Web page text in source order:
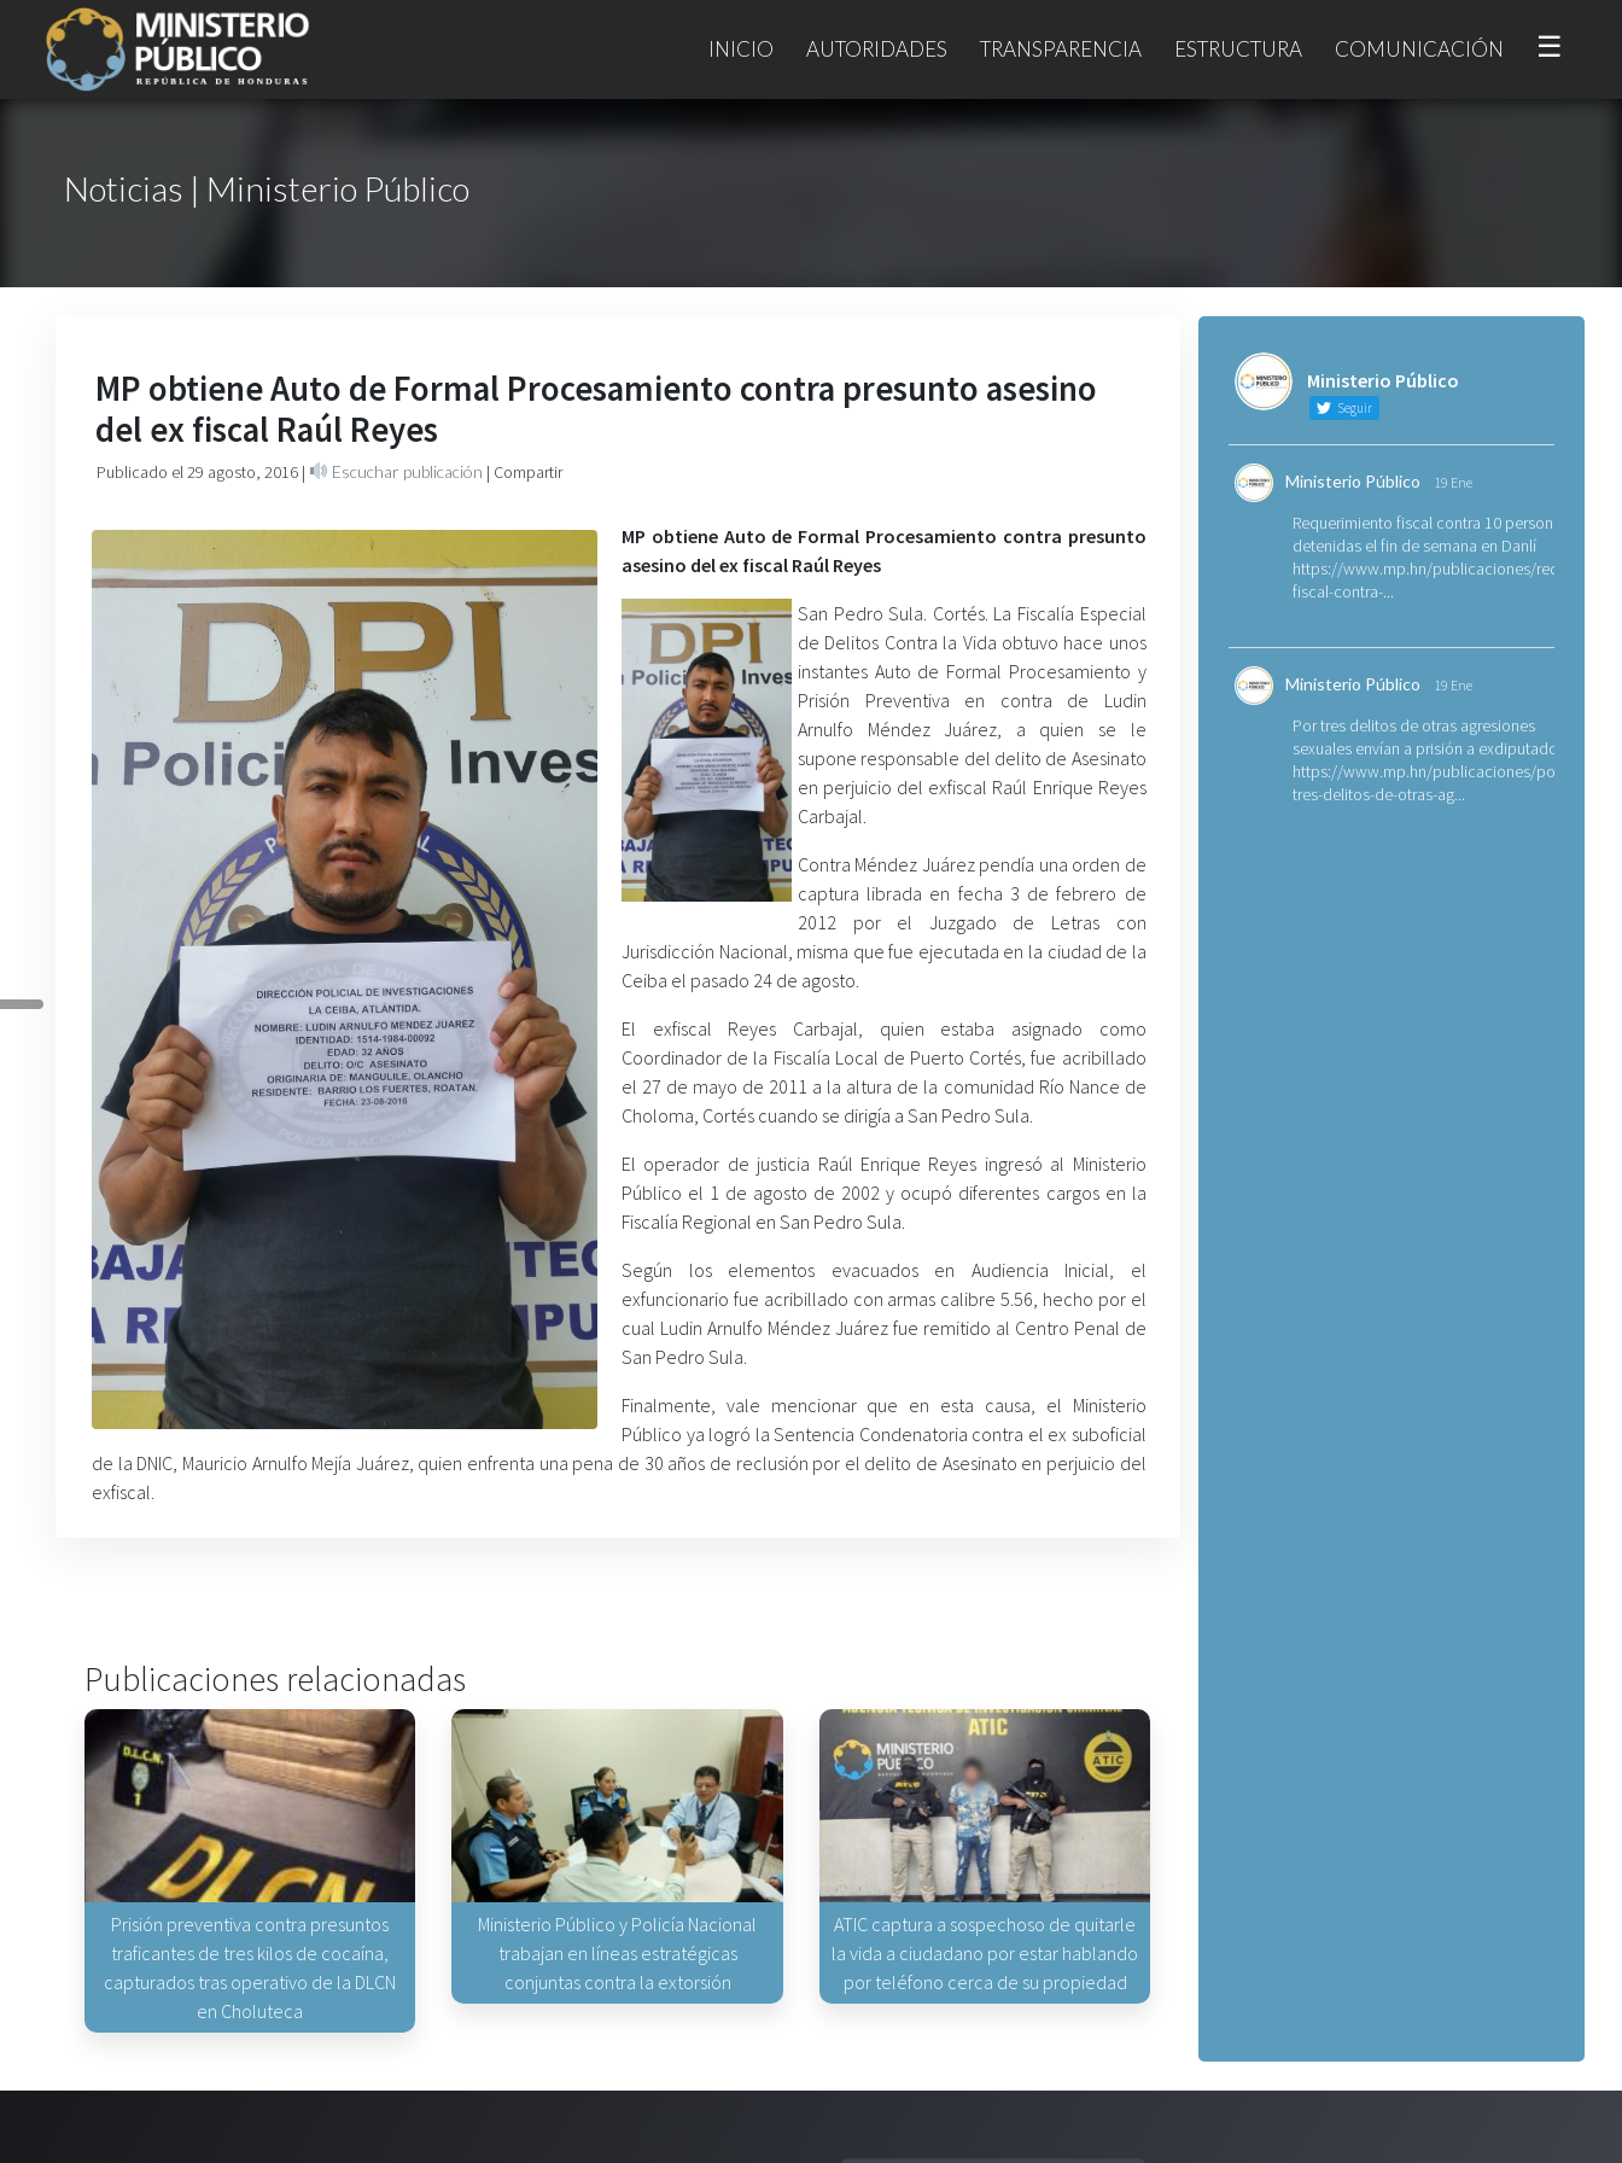
INICIO AUTORIDADES TRANSPARENCIA ESTRUCTURA COMUNICACIÓN ☰
Noticias | Ministerio Público
MP obtiene Auto de Formal Procesamiento contra presunto asesino
del ex fiscal Raúl Reyes
Publicado el 29 agosto, 2016 | Escuchar publicación | Compartir
MP obtiene Auto de Formal Procesamiento contra presunto
asesino del ex fiscal Raúl Reyes
San Pedro Sula. Cortés. La Fiscalía Especial
de Delitos Contra la Vida obtuvo hace unos
instantes Auto de Formal Procesamiento y
Prisión Preventiva en contra de Ludin
Arnulfo Méndez Juárez, a quien se le
supone responsable del delito de Asesinato
en perjuicio del exfiscal Raúl Enrique Reyes
Carbajal.
Contra Méndez Juárez pendía una orden de
captura librada en fecha 3 de febrero de
2012 por el Juzgado de Letras con
Jurisdicción Nacional, misma que fue ejecutada en la ciudad de la
Ceiba el pasado 24 de agosto.
El exfiscal Reyes Carbajal, quien estaba asignado como
Coordinador de la Fiscalía Local de Puerto Cortés, fue acribillado
el 27 de mayo de 2011 a la altura de la comunidad Río Nance de
Choloma, Cortés cuando se dirigía a San Pedro Sula.
El operador de justicia Raúl Enrique Reyes ingresó al Ministerio
Público el 1 de agosto de 2002 y ocupó diferentes cargos en la
Fiscalía Regional en San Pedro Sula.
Según los elementos evacuados en Audiencia Inicial, el
exfuncionario fue acribillado con armas calibre 5.56, hecho por el
cual Ludin Arnulfo Méndez Juárez fue remitido al Centro Penal de
San Pedro Sula.
Finalmente, vale mencionar que en esta causa, el Ministerio
Público ya logró la Sentencia Condenatoria contra el ex suboficial
de la DNIC, Mauricio Arnulfo Mejía Juárez, quien enfrenta una pena de 30 años de reclusión por el delito de Asesinato en perjuicio del
exfiscal.
Publicaciones relacionadas
Prisión preventiva contra presuntos
traficantes de tres kilos de cocaína,
capturados tras operativo de la DLCN
en Choluteca
Ministerio Público y Policía Nacional
trabajan en líneas estratégicas
conjuntas contra la extorsión
ATIC captura a sospechoso de quitarle
la vida a ciudadano por estar hablando
por teléfono cerca de su propiedad
Ministerio Público
Seguir
Ministerio Público 19 Ene
Requerimiento fiscal contra 10 personas
detenidas el fin de semana en Danlí
https://www.mp.hn/publicaciones/
fiscal-contra-...
Ministerio Público 19 Ene
Por tres delitos de otras agresiones
sexuales envían a prisión a exdiputado
https://www.mp.hn/publicaciones/por-
tres-delitos-de-otras-ag...